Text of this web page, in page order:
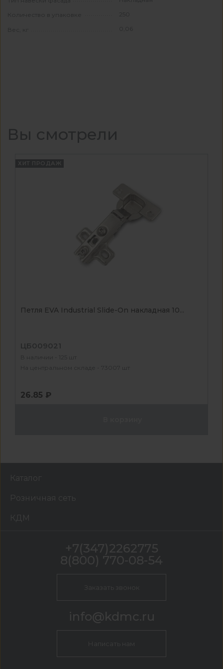
Количество в упаковке 250
Вес, кг
Вы смотрели
ХИТ ПРОДАЖ
Петля EVA Industrial Slide-On накладная 10...
ЦБ009021
В наличии - 125 шт
На центральном складе - 73007 шт
26.85 ₽
Каталог
Розничная сеть
КДМ
+7(347)2262775
8(800) 770-08-54
Заказать звонок
info@kdmc.ru
Написать нам